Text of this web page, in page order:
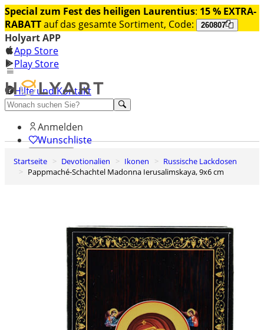
Special zum Fest des heiligen Laurentius: 15 % EXTRA-
RABATTauf das gesamte Sortiment, Code: 260807
Holyart APP
App Store
Play Store
Hilfe und Kontakt
Entdecken Sie Premium
Anmelden
Wunschliste
0
Warenkorb
Startseite Devotionalien Ikonen
Russische Lackdosen
Pappmaché-Schachtel Madonna Ierusalimskaya, 9x6 cm